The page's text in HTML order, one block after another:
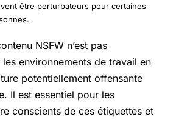
être perturbateurs pour certaines
NSFW n’est pas
environnements de travail en
potentiellement offensante
Il est essentiel pour les
conscients de ces étiquettes et